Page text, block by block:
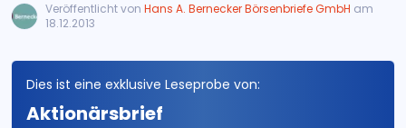
Veröffentlicht von Hans A. Bernecker Börsenbriefe GmbH am
18.12.2013
Dies ist eine exklusive Leseprobe von:
Aktionärsbrief